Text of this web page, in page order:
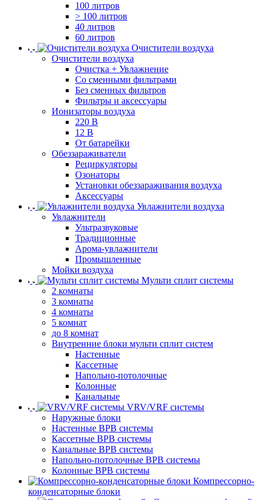
100 литров
> 100 литров
40 литров
60 литров
Очистители воздуха
Очистители воздуха
Очистка + Увлажнение
Cо сменными фильтрами
Без сменных фильтров
Фильтры и аксессуары
Ионизаторы воздуха
220 В
12 В
От батарейки
Обеззараживатели
Рециркуляторы
Озонаторы
Установки обеззараживания воздуха
Аксессуары
Увлажнители воздуха
Увлажнители
Ультразвуковые
Традиционные
Арома-увлажнители
Промышленные
Мойки воздуха
Мульти сплит системы
2 комнаты
3 комнаты
4 комнаты
5 комнат
до 8 комнат
Внутренние блоки мульти сплит систем
Настенные
Кассетные
Напольно-потолочные
Колонные
Канальные
VRV/VRF системы
Наружные блоки
Настенные ВРВ системы
Кассетные ВРВ системы
Канальные ВРВ системы
Напольно-потолочные ВРВ системы
Колонные ВРВ системы
Компрессорно-
конденсаторные блоки